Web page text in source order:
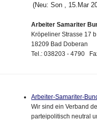
(Neu: Son , 15.Mar
Arbeiter Samariter
Kröpeliner Strasse 17 b
18209 Bad Doberan
Tel.: 038203 - 4790
Arbeiter-Samariter-
Wir sind ein Verband
parteipolitisch neutral